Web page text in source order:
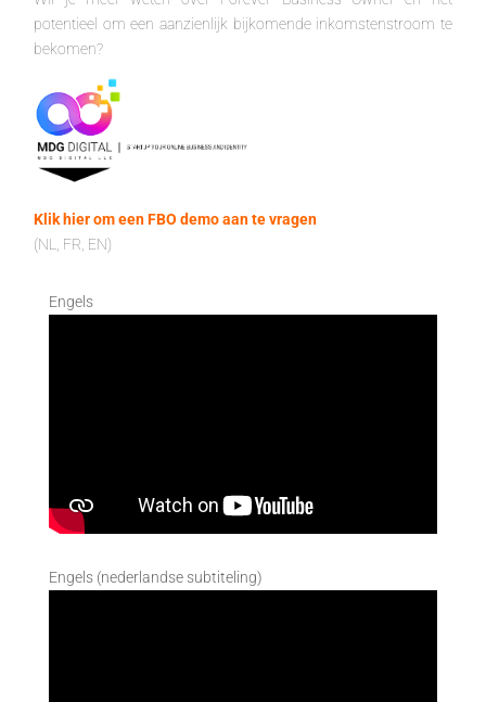
potentieel om een aanzienlijk bijkomende inkomstenstroom te
bekomen?
Klik hier om een FBO demo aan te vragen
(NL, FR, EN)
Engels
Engels (nederlandse subtiteling)